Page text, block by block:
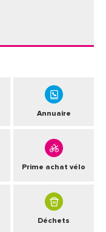
Annuaire
Prime achat vélo
Déchets